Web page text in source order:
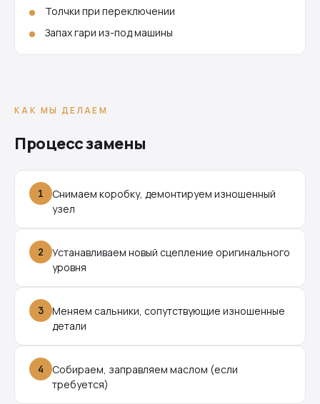
Толчки при переключении
Запах гари из-под машины
КАК МЫ ДЕЛАЕМ
Процесс замены
1
Снимаем коробку, демонтируем изношенный
узел
2
Устанавливаем новый сцепление оригинального
уровня
3
Меняем сальники, сопутствующие изношенные
детали
4
Собираем, заправляем маслом (если
требуется)